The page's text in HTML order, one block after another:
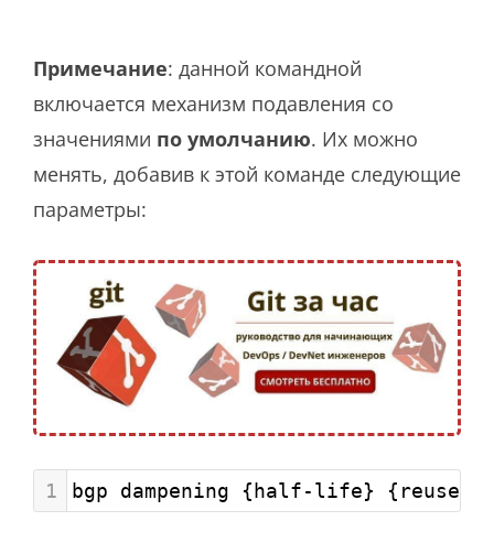
Примечание: данной командной
включается механизм подавления со
значениями по умолчанию. Их можно
менять, добавив к этой команде следующие
параметры:
1 bgp dampening {half-life} {reuse-